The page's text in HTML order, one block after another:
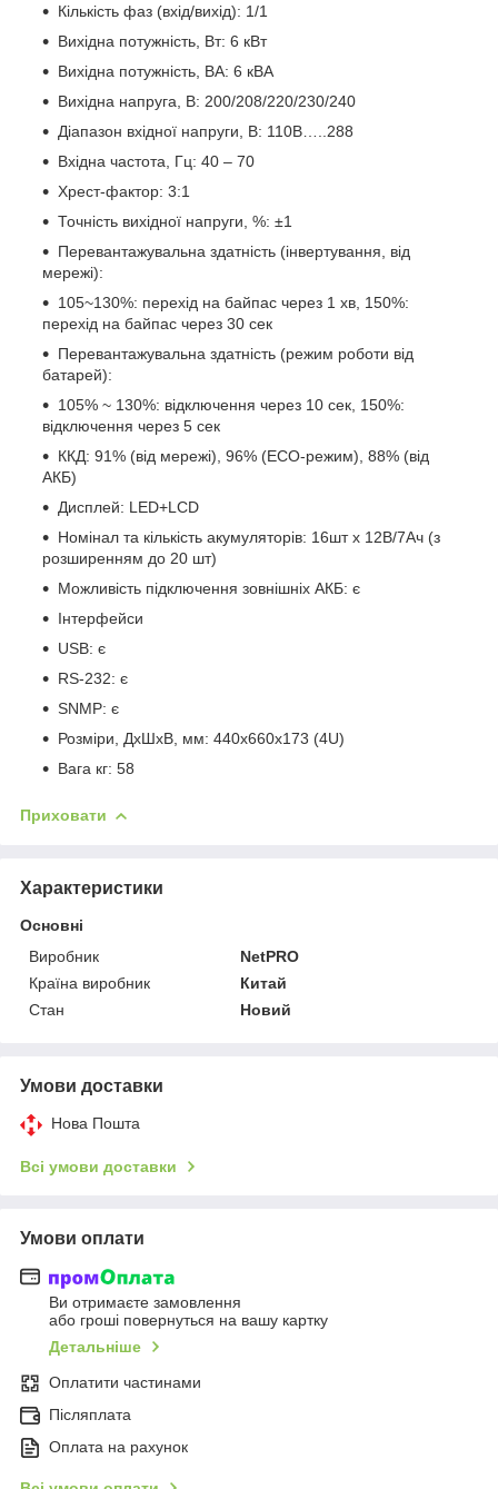
Кількість фаз (вхід/вихід): 1/1
Вихідна потужність, Вт: 6 кВт
Вихідна потужність, ВА: 6 кВА
Вихідна напруга, В: 200/208/220/230/240
Діапазон вхідної напруги, В: 110В…..288
Вхідна частота, Гц: 40 – 70
Хрест-фактор: 3:1
Точність вихідної напруги, %: ±1
Перевантажувальна здатність (інвертування, від
мережі):
105~130%: перехід на байпас через 1 хв, 150%:
перехід на байпас через 30 сек
Перевантажувальна здатність (режим роботи від
батарей):
105% ~ 130%: відключення через 10 сек, 150%:
відключення через 5 сек
ККД: 91% (від мережі), 96% (ECO-режим), 88% (від
АКБ)
Дисплей: LED+LCD
Номінал та кількість акумуляторів: 16шт x 12В/7Ач (з
розширенням до 20 шт)
Можливість підключення зовнішніх АКБ: є
Інтерфейси
USB: є
RS-232: є
SNMP: є
Розміри, ДхШхВ, мм: 440x660x173 (4U)
Вага кг: 58
Приховати
Характеристики
Основні
Виробник
NetPRO
Країна виробник
Китай
Стан
Новий
Умови доставки
Нова Пошта
Всі умови доставки
Умови оплати
Ви отримаєте замовлення
або гроші повернуться на вашу картку
Детальніше
Оплатити частинами
Післяплата
Оплата на рахунок